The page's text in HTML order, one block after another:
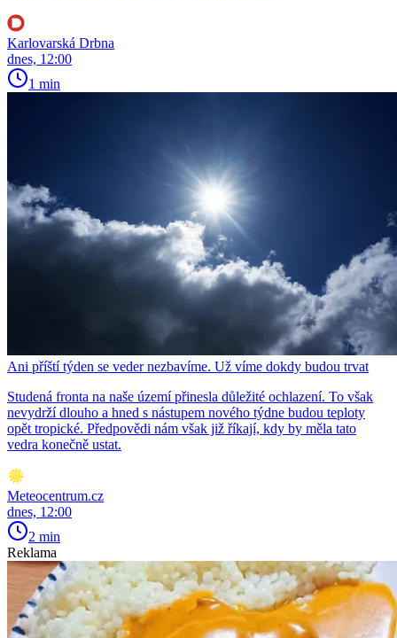
Karlovarská Drbna
dnes, 12:00
1 min
Ani příští týden se veder nezbavíme. Už víme dokdy budou trvat
Studená fronta na naše území přinesla důležité ochlazení. To však
nevydrží dlouho a hned s nástupem nového týdne budou teploty
opět tropické. Předpovědi nám však již říkají, kdy by měla tato
vedra konečně ustat.
Meteocentrum.cz
dnes, 12:00
2 min
Reklama